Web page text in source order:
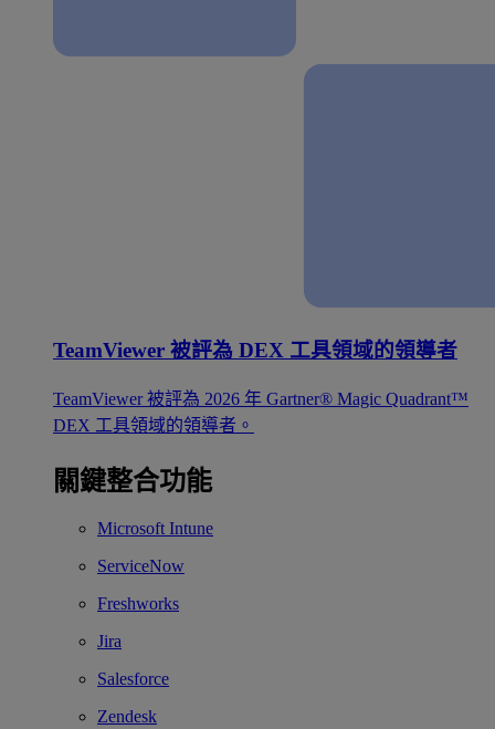
TeamViewer 被評為 DEX 工具領域的領導者
TeamViewer 被評為 2026 年 Gartner® Magic Quadrant™
DEX 工具領域的領導者。
關鍵整合功能
Microsoft Intune
ServiceNow
Freshworks
Jira
Salesforce
Zendesk